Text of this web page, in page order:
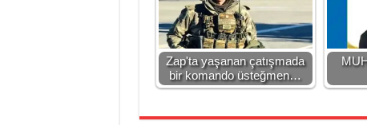
Zap'ta yaşanan çatışmada
bir komando üsteğmen…